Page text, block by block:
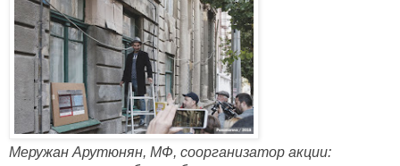
Меружан Арутюнян, МФ, соорганизатор акции: